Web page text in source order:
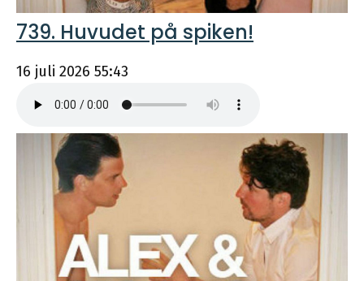
739. Huvudet på spiken!
16 juli 2026 55:43